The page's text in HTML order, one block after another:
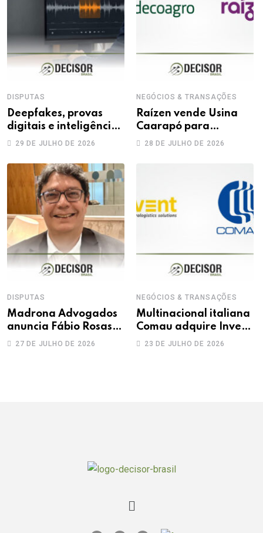
DISPUTAS
Deepfakes, provas
digitais e inteligência
artificial: novos
da prova trabalhista
29 DE JULHO DE 2026
NEGÓCIOS & TRANSAÇÕES
Raízen vende Usina
Caarapó para
Adecoagro em
28 DE JULHO DE 2026
DISPUTAS
Madrona Advogados
anuncia Fábio Rosas
como novo sócio
27 DE JULHO DE 2026
NEGÓCIOS & TRANSAÇÕES
Multinacional italiana
Comau adquire Invent
Solutions
23 DE JULHO DE 2026